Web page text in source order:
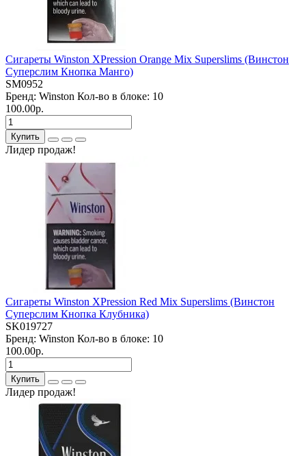
Сигареты Winston XPression Orange Mix Superslims (Винстон
Суперслим Кнопка Манго)
SM0952
Бренд: Winston Кол-во в блоке: 10
100.00р.
Купить
Лидер продаж!
Сигареты Winston XPression Red Mix Superslims (Винстон
Суперслим Кнопка Клубника)
SK019727
Бренд: Winston Кол-во в блоке: 10
100.00р.
Купить
Лидер продаж!